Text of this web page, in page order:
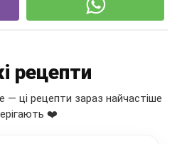
рецепти
ці рецепти зараз найчастіше
❤️